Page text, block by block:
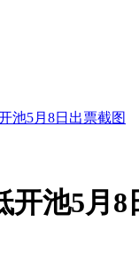
池5月8日出票截图
开池5月8